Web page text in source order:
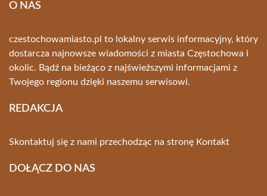
O NAS
czestochowamiasto.pl to lokalny serwis informacyjny, który
dostarcza najnowsze wiadomości z miasta Częstochowa i
okolic. Bądź na bieżąco z najświeższymi informacjami z
Twojego regionu dzięki naszemu serwisowi.
REDAKCJA
Skontaktuj się z nami przechodząc na stronę Kontakt
DOŁĄCZ DO NAS